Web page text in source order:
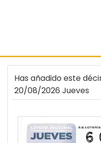
Has añadido este
20/08/2026 Jueves